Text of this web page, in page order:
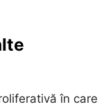
în care